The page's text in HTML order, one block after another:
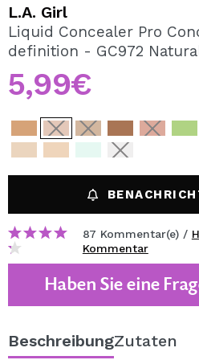
REGISTRIEREN
Durch die Erstellung eines
können Sie Ihre Einkäufe
Bestellungen überprüfen und
einsehen.
L.A. Girl
Liquid Concealer Pro
definition - GC972
5,99€
87 Kommentar(e) /
Kommentar
Haben Sie eine
BeschreibungZutaten